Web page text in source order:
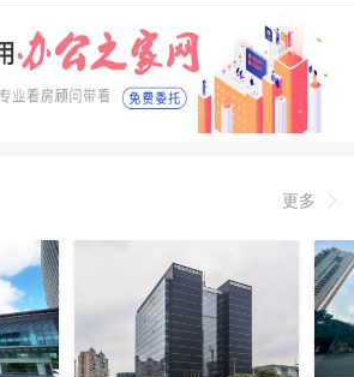
更多